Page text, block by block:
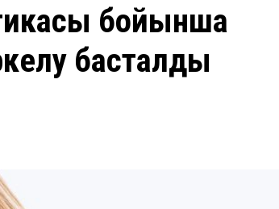
бойынша
басталды